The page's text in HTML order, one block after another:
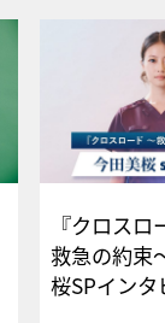
『クロス
救急の約束
桜SPイ